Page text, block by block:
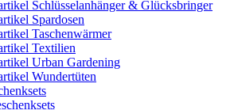
Schlüsselanhänger & Glücksbringer
Spardosen
Taschenwärmer
Textilien
Urban Gardening
Wundertüten